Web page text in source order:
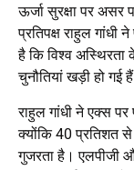
ऊर्जा सुरक्षा पर
प्रतिपक्ष राहुल गांधी
है कि विश्व
चुनौतियां खड़ी हो गई
राहुल गांधी ने एक्स
क्योंकि 40 प्रतिशत
गुजरता है। एलपीजी